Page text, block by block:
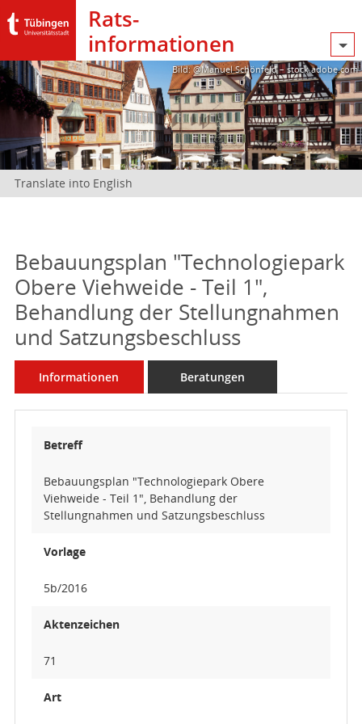
Rats­
informationen
Bild: @Manuel Schönfeld – stock.adobe.com
Translate into English
Bebauungsplan "Technologiepark
Obere Viehweide - Teil 1",
Behandlung der Stellungnahmen
und Satzungsbeschluss
Informationen Beratungen
Betreff
Bebauungsplan "Technologiepark Obere
Viehweide - Teil 1", Behandlung der
Stellungnahmen und Satzungsbeschluss
Vorlage
5b/2016
Aktenzeichen
71
Art